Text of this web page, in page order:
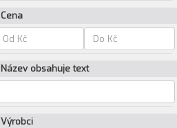
Cena
Název obsahuje text
Výrobci